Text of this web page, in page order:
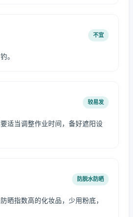
不宜
。
较易发
适当调整作业时间，备好遮阳设
防脱水防晒
晒指数高的化妆品，少用粉底，